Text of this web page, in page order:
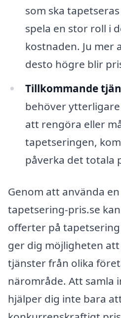
som ska
spela en stor roll i
kostnaden. Ju mer
desto högre blir
Tillkommande
behöver
att rengöra eller
tapetseringen,
påverka det totala
Genom att använda
tapetsering-pris.se
offerter på
ger dig möjligheten
tjänster från olika
närområde. Att samla
hjälper dig inte bara